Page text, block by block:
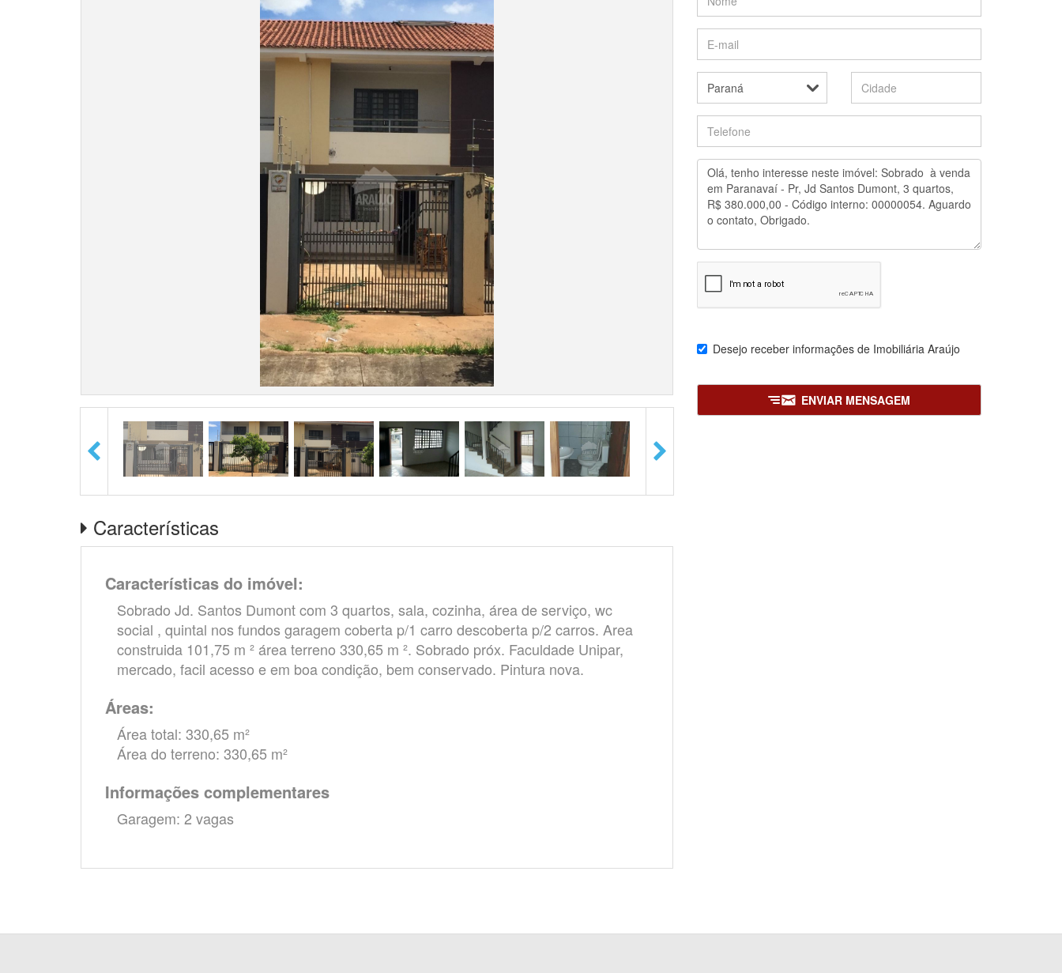
Desejo receber informações de Imobiliária Araújo
ENVIAR MENSAGEM
Características
Características do imóvel:
Sobrado Jd. Santos Dumont com 3 quartos, sala, cozinha, área de serviço, wc
social , quintal nos fundos garagem coberta p/1 carro descoberta p/2 carros. Area
construida 101,75 m ² área terreno 330,65 m ². Sobrado próx. Faculdade Unipar,
mercado, facil acesso e em boa condição, bem conservado. Pintura nova.
Áreas:
Área total: 330,65 m²
Área do terreno: 330,65 m²
Informações complementares
Garagem: 2 vagas